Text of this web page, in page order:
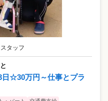
タッフ
日☆30万円～仕事とプラ